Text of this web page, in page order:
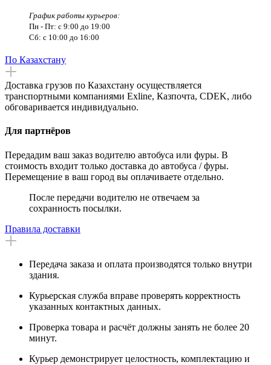
График работы курьеров:
Пн - Пт: с 9:00 до 19:00
Сб: с 10:00 до 16:00
По Казахстану
Доставка грузов по Казахстану осуществляется
транспортными компаниями Exline, Казпочта, CDEK, либо
обговаривается индивидуально.
Для партнёров
Передадим ваш заказ водителю автобуса или фуры. В
стоимость входит только доставка до автобуса / фуры.
Перемещение в ваш город вы оплачиваете отдельно.
После передачи водителю не отвечаем за
сохранность посылки.
Правила доставки
Передача заказа и оплата производятся только внутри
здания.
Курьерская служба вправе проверять корректность
указанных контактных данных.
Проверка товара и расчёт должны занять не более 20
минут.
Курьер демонстрирует целостность, комплектацию и